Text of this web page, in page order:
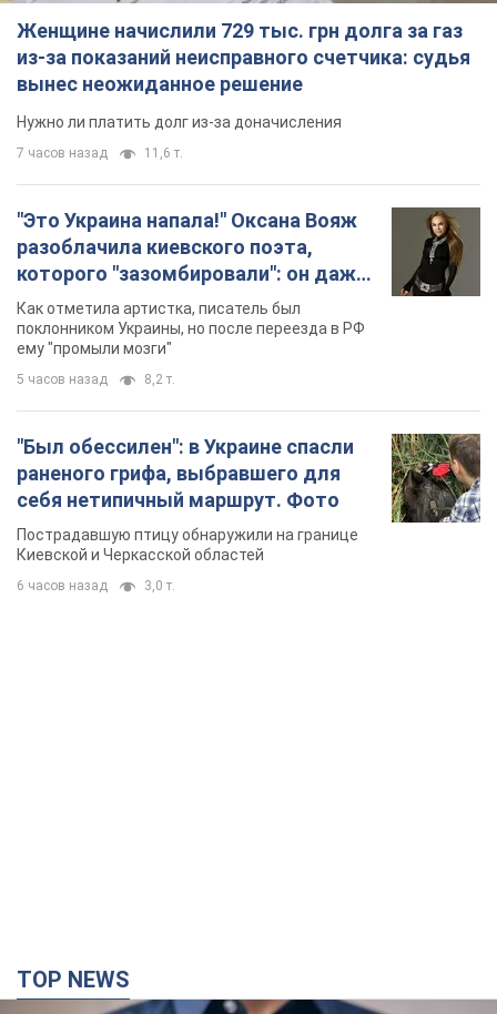
Женщине начислили 729 тыс. грн долга за газ
из-за показаний неисправного счетчика: судья
вынес неожиданное решение
Нужно ли платить долг из-за доначисления
7 часов назад 11,6 т.
"Это Украина напала!" Оксана Вояж
разоблачила киевского поэта,
которого "зазомбировали": он даже
русского не знал, а теперь хочет
геноцида украинцев
Как отметила артистка, писатель был
поклонником Украины, но после переезда в РФ
ему "промыли мозги"
5 часов назад 8,2 т.
"Был обессилен": в Украине спасли
раненого грифа, выбравшего для
себя нетипичный маршрут. Фото
Пострадавшую птицу обнаружили на границе
Киевской и Черкасской областей
6 часов назад 3,0 т.
TOP NEWS